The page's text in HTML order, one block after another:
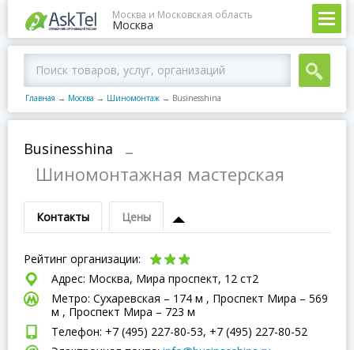
Москва и Московская область
Москва
Главная → Москва → Шиномонтаж → Businesshina
Businesshina
–
Шиномонтажная мастерская
Контакты Цены
Рейтинг организации:
Адрес: Москва, Мира проспект, 12 ст2
Метро: Сухаревская – 174 м , Проспект Мира – 569
м , Проспект Мира – 723 м
Телефон: +7 (495) 227-80-53, +7 (495) 227-80-52